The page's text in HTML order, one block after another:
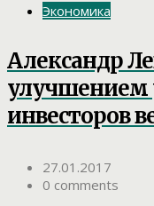
Экономика
Александр
улучшением
инвесторов
27.01.2017
0 comments